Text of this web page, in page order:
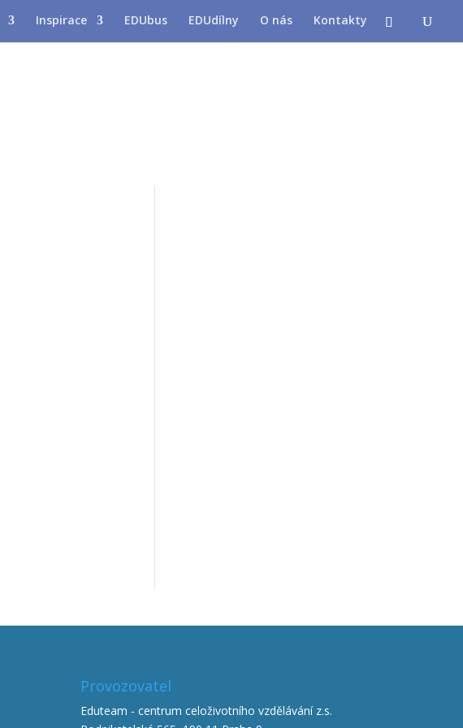
Inspirace EDUbus EDUdílny O nás Kontakty
Provozovatel
Eduteam - centrum celoživotního vzdělávání z.s.